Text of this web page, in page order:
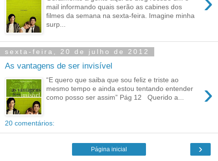
mail informando quais serão as cabines dos
filmes da semana na sexta-feira. Imagine minha
surp...
sexta-feira, 20 de julho de 2012
As vantagens de ser invisível
›
“E quero que saiba que sou feliz e triste ao
mesmo tempo e ainda estou tentando entender
como posso ser assim” Pág 12 Querido a...
20 comentários:
›
Página inicial